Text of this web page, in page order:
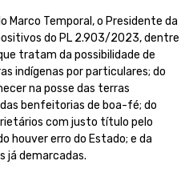
Marco Temporal, o Presidente da
do PL 2.903/2023, dentre
tratam da possibilidade de
indígenas por particulares; do
na posse das terras
benfeitorias de boa-fé; do
com justo título pelo
houver erro do Estado; e da
já demarcadas.